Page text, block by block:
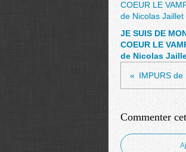
JE SUIS DE
COEUR LE
de Nicolas
IMPURS de
Commenter